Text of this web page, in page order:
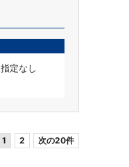
指定なし
1 2 次の20件